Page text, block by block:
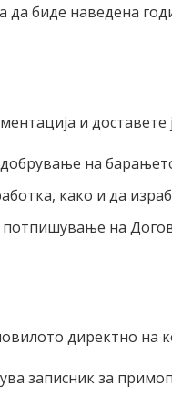
да биде наведена
и
на
како и да
на
директно на
записник за